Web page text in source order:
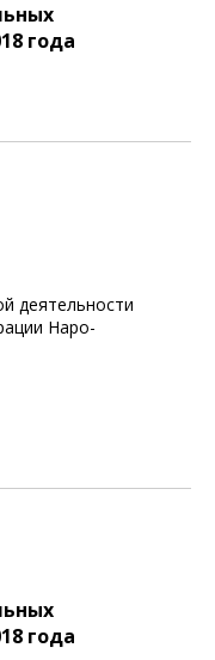
года
деятельности
Наро-
года